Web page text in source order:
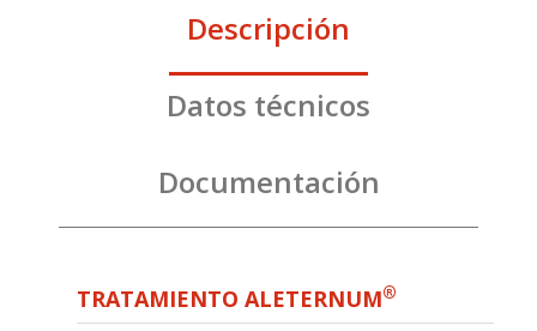
Descripción
Datos técnicos
Documentación
TRATAMIENTO ALETERNUM®